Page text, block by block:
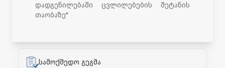
სამოქმედო გეგმა
დადგენილებაში ცვლილებების შეტანის
თაობაზე"